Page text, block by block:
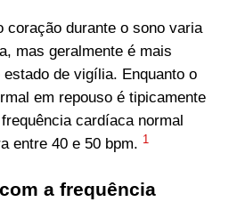
coração durante o sono varia
mas geralmente é mais
estado de vigília. Enquanto o
em repouso é tipicamente
cardíaca normal
entre 40 e 50 bpm. 1
a frequência